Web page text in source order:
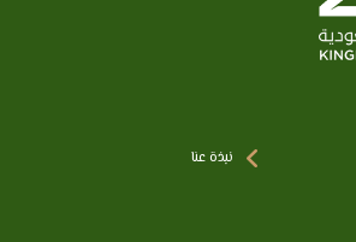
نبذة عنا